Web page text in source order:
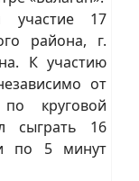
17
района, г.
К участию
от
круговой
сыграть 16
по 5 минут